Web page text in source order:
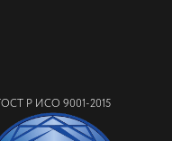
Р ИСО 9001-2015